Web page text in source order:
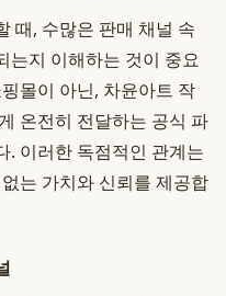
때, 수많은 판매 채널 속
는지 이해하는 것이 중요
몰이 아닌, 차윤아트 작
온전히 전달하는 공식 파
. 이러한 독점적인 관계는
는 가치와 신뢰를 제공합